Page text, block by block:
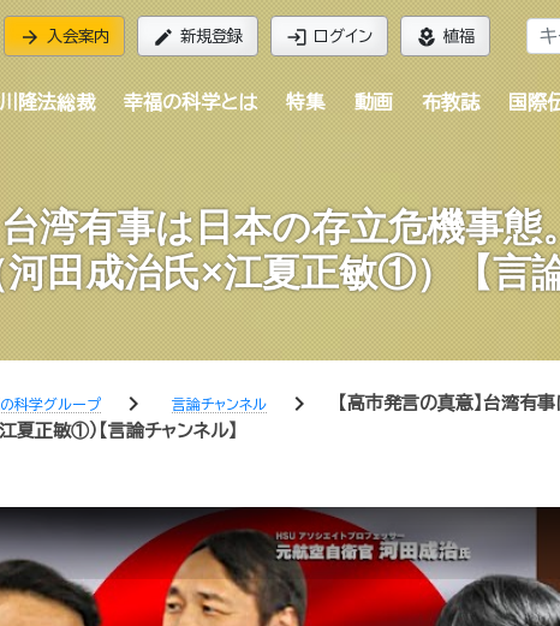
arrow_forward 入会案内 edit 新規登録 login ログイン local_florist 植福
隆法総裁 幸福の科学とは 特集 動画 布教誌 国際
台湾有事は日本の存立危機事
田成治氏×江夏正敏①）【言
科学グループ chevron_right 言論チャンネル chevron_right
【高市発言の真意】台湾有
正敏①）【言論チャンネル】